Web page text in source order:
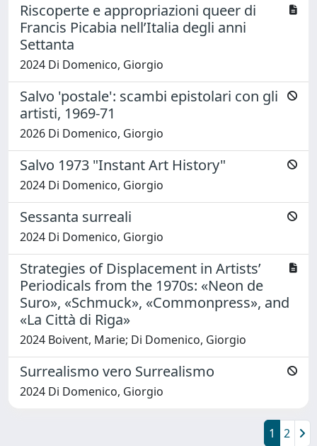
Riscoperte e appropriazioni queer di
Francis Picabia nell’Italia degli anni
Settanta
2024 Di Domenico, Giorgio
Salvo 'postale': scambi epistolari con gli
artisti, 1969-71
2026 Di Domenico, Giorgio
Salvo 1973 "Instant Art History"
2024 Di Domenico, Giorgio
Sessanta surreali
2024 Di Domenico, Giorgio
Strategies of Displacement in Artists’
Periodicals from the 1970s: «Neon de
Suro», «Schmuck», «Commonpress», and
«La Città di Riga»
2024 Boivent, Marie; Di Domenico, Giorgio
Surrealismo vero Surrealismo
2024 Di Domenico, Giorgio
1 2